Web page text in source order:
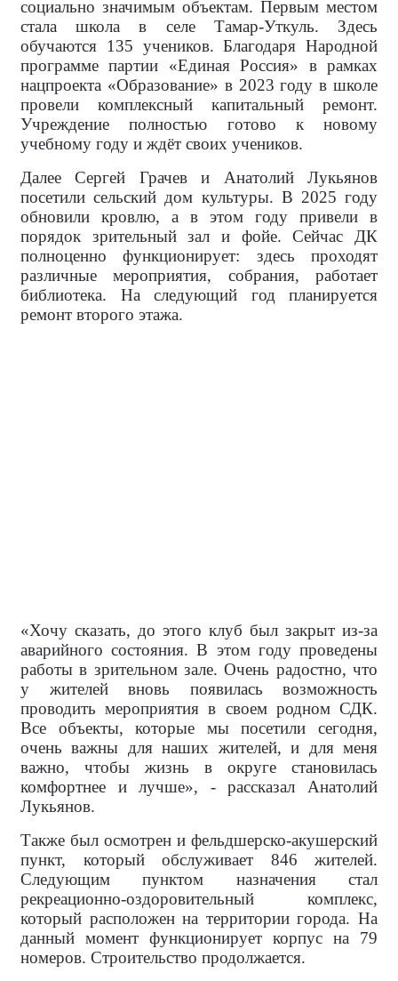
социально значимым объектам. Первым местом
стала школа в селе Тамар-Уткуль. Здесь
обучаются 135 учеников. Благодаря Народной
программе партии «Единая Россия» в рамках
нацпроекта «Образование» в 2023 году в школе
провели комплексный капитальный ремонт.
Учреждение полностью готово к новому
учебному году и ждёт своих учеников.
Далее Сергей Грачев и Анатолий Лукьянов
посетили сельский дом культуры. В 2025 году
обновили кровлю, а в этом году привели в
порядок зрительный зал и фойе. Сейчас ДК
полноценно функционирует: здесь проходят
различные мероприятия, собрания, работает
библиотека. На следующий год планируется
ремонт второго этажа.
«Хочу сказать, до этого клуб был закрыт из-за
аварийного состояния. В этом году проведены
работы в зрительном зале. Очень радостно, что
у жителей вновь появилась возможность
проводить мероприятия в своем родном СДК.
Все объекты, которые мы посетили сегодня,
очень важны для наших жителей, и для меня
важно, чтобы жизнь в округе становилась
комфортнее и лучше», - рассказал Анатолий
Лукьянов.
Также был осмотрен и фельдшерско-акушерский
пункт, который обслуживает 846 жителей.
Следующим пунктом назначения стал
рекреационно-оздоровительный комплекс,
который расположен на территории города. На
данный момент функционирует корпус на 79
номеров. Строительство продолжается.